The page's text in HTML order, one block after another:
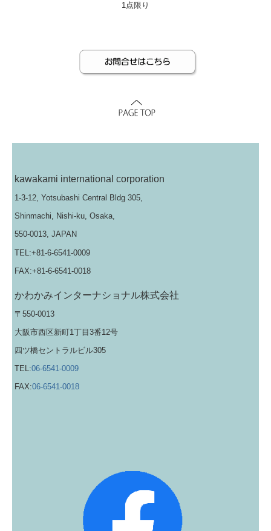
1点限り
kawakami international corporation
1-3-12, Yotsubashi Central Bldg 305,
Shinmachi, Nishi-ku, Osaka,
550-0013, JAPAN
TEL:+81-6-6541-0009
FAX:+81-6-6541-0018
かわかみインターナショナル株式会社
〒550-0013
大阪市西区新町1丁目3番12号
四ツ橋セントラルビル305
TEL:06-6541-0009
FAX:06-6541-0018